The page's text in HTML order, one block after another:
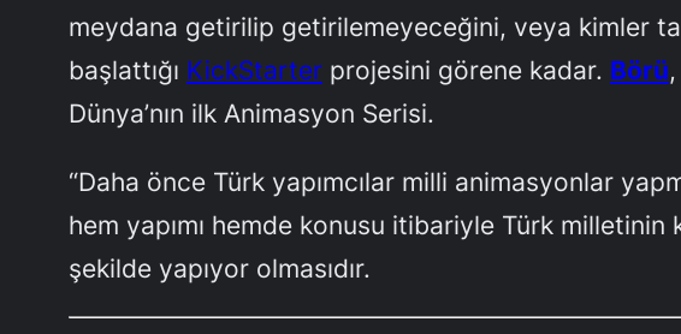
meydana getirilip getirilemeyeceğini, veya kimler
başlattığı KickStarter projesini görene kadar. Börü
Dünya’nın ilk Animasyon Serisi.
“Daha önce Türk yapımcılar milli animasyonlar
hem yapımı hemde konusu itibariyle Türk
şekilde yapıyor olmasıdır.